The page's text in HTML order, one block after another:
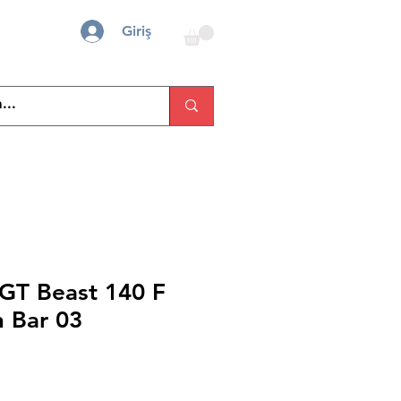
Giriş
Beast 140 F
Bar 03